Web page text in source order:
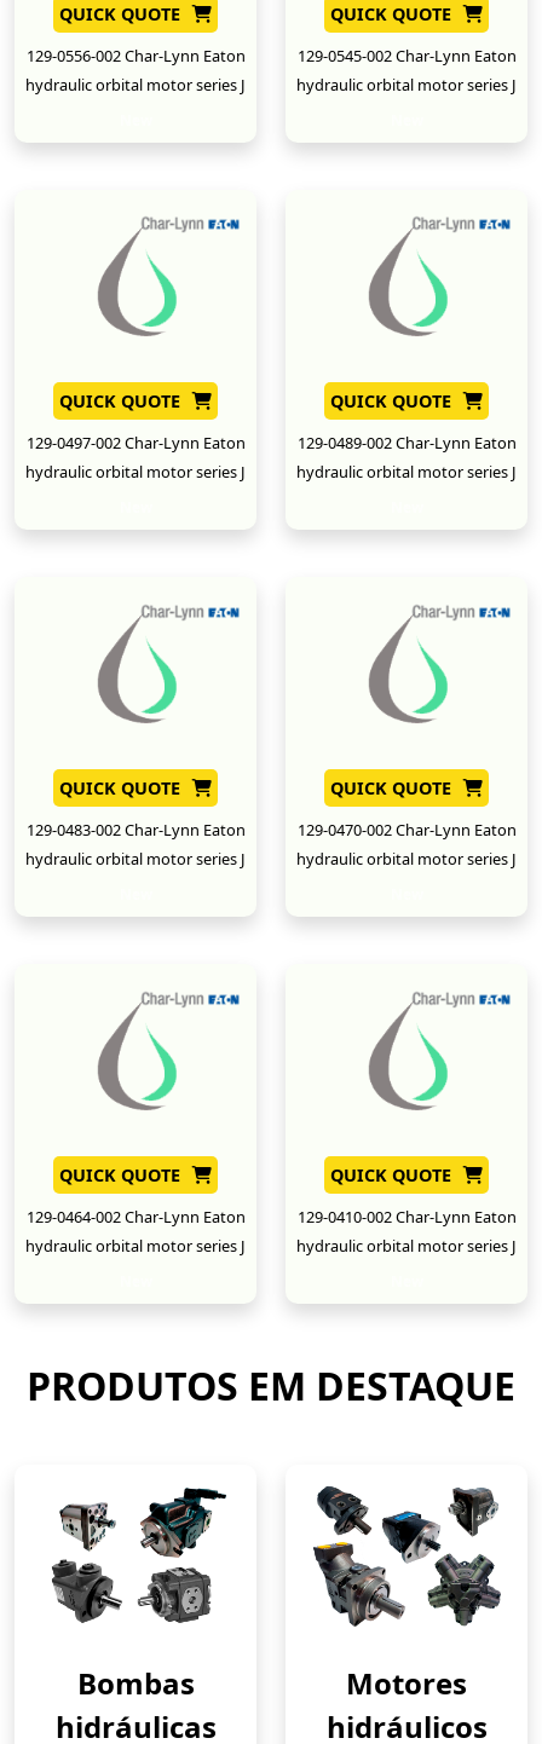
QUICK QUOTE
129-0556-002 Char-Lynn Eaton
hydraulic orbital motor series J
QUICK QUOTE
129-0545-002 Char-Lynn Eaton
hydraulic orbital motor series J
QUICK QUOTE
129-0497-002 Char-Lynn Eaton
hydraulic orbital motor series J
QUICK QUOTE
129-0489-002 Char-Lynn Eaton
hydraulic orbital motor series J
QUICK QUOTE
129-0483-002 Char-Lynn Eaton
hydraulic orbital motor series J
QUICK QUOTE
129-0470-002 Char-Lynn Eaton
hydraulic orbital motor series J
QUICK QUOTE
129-0464-002 Char-Lynn Eaton
hydraulic orbital motor series J
QUICK QUOTE
129-0410-002 Char-Lynn Eaton
hydraulic orbital motor series J
PRODUTOS EM DESTAQUE
Bombas
hidráulicas
Motores
hidráulicos